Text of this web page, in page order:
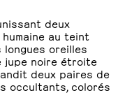
deux
au teint
oreilles
jupe noire étroite
deux paires de
occultants, colorés